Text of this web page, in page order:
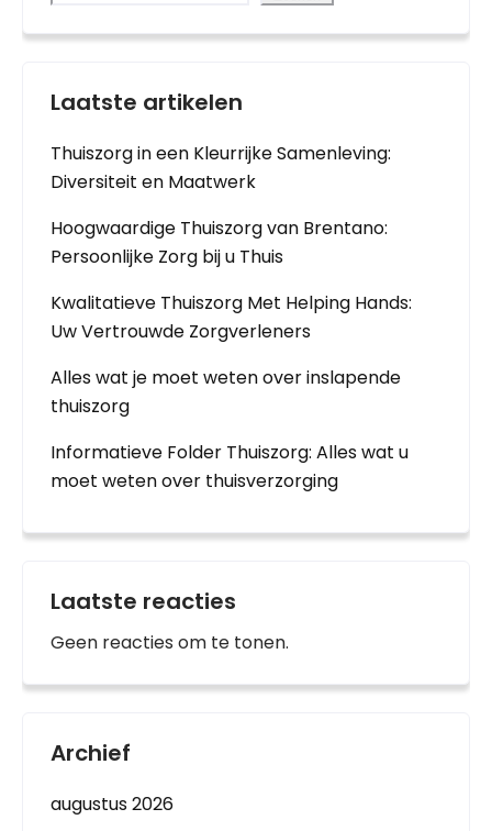
Laatste artikelen
Thuiszorg in een Kleurrijke Samenleving:
Diversiteit en Maatwerk
Hoogwaardige Thuiszorg van Brentano:
Persoonlijke Zorg bij u Thuis
Kwalitatieve Thuiszorg Met Helping Hands:
Uw Vertrouwde Zorgverleners
Alles wat je moet weten over inslapende
thuiszorg
Informatieve Folder Thuiszorg: Alles wat u
moet weten over thuisverzorging
Laatste reacties
Geen reacties om te tonen.
Archief
augustus 2026